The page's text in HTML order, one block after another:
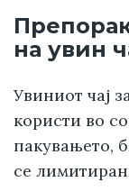
на увин
Увиниот чај
користи во
пакувањето,
се